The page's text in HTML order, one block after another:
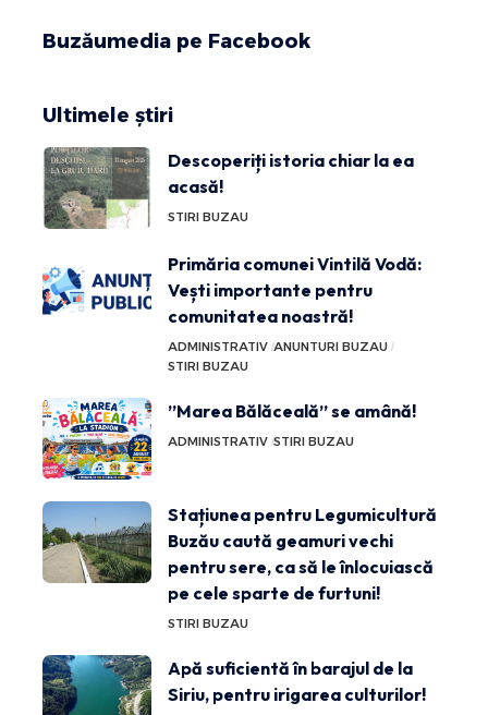
Buzăumedia pe Facebook
Ultimele știri
Descoperiți istoria chiar la ea
acasă!
STIRI BUZAU
Primăria comunei Vintilă Vodă:
Vești importante pentru
comunitatea noastră!
ADMINISTRATIV ANUNTURI BUZAU
STIRI BUZAU
”Marea Bălăceală” se amână!
ADMINISTRATIV STIRI BUZAU
Stațiunea pentru Legumicultură
Buzău caută geamuri vechi
pentru sere, ca să le înlocuiască
pe cele sparte de furtuni!
STIRI BUZAU
Apă suficientă în barajul de la
Siriu, pentru irigarea culturilor!